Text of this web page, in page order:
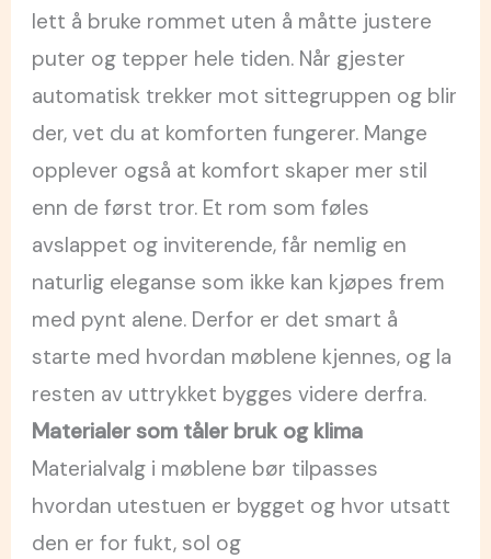
lett å bruke rommet uten å måtte justere
puter og tepper hele tiden. Når gjester
automatisk trekker mot sittegruppen og blir
der, vet du at komforten fungerer. Mange
opplever også at komfort skaper mer stil
enn de først tror. Et rom som føles
avslappet og inviterende, får nemlig en
naturlig eleganse som ikke kan kjøpes frem
med pynt alene. Derfor er det smart å
starte med hvordan møblene kjennes, og la
resten av uttrykket bygges videre derfra.
Materialer som tåler bruk og klima
Materialvalg i møblene bør tilpasses
hvordan utestuen er bygget og hvor utsatt
den er for fukt, sol og